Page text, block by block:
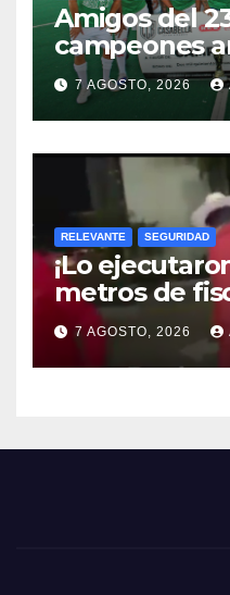
Amigos del
campeones
“Perros
7 AGOSTO, 2026
RELEVANTE SEGURIDAD
¡Lo
metros de
7 AGOSTO, 2026